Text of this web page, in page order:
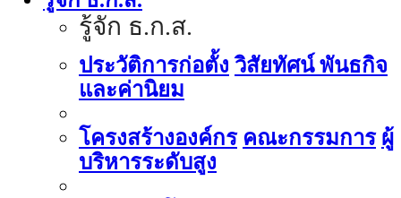
รู้จัก ธ.ก.ส.
ประวัติการก่อตั้ง วิสัยทัศน์ พันธกิจ
และค่านิยม
โครงสร้างองค์กร คณะกรรมการ ผู้
บริหารระดับสูง